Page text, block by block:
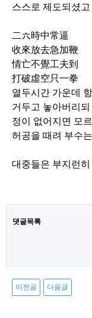
스스로 제도되셨
二六時中常逼
收來放去急加鞭
情亡不覺工夫到
打破虛空只一拳
열두시간 가운데
거두고 놓아버리
정이 없어지면 모
허공을 때려 부수
대중들은 부지런
댓글목록
이전글 다음글